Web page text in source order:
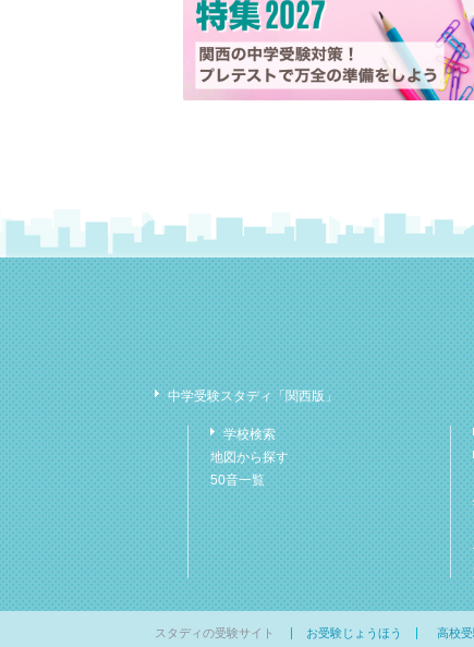
中学受験スタディ「関西版」
学校検索
地図から探す
50音一覧
スタディの受験サイト お受験じょうほう 高校